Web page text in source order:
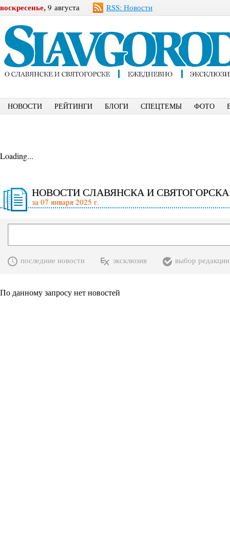
воскресенье, 9 августа RSS: Новости
НОВОСТИ РЕЙТИНГИ БЛОГИ СПЕЦТЕМЫ ФОТО
Loading...
НОВОСТИ СЛАВЯНСКА И
за 07 января 2025 г.
последние новости эксклюзив выбор редакции
По данному запросу нет новостей